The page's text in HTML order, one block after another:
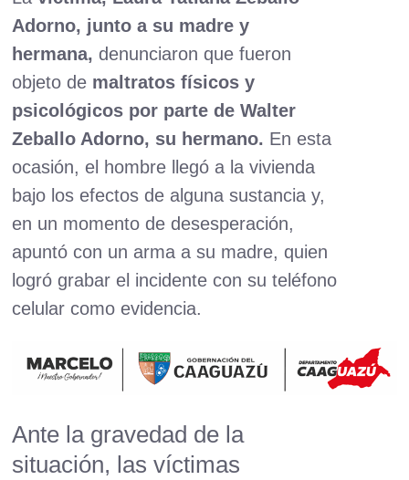
Adorno, junto a su madre y
hermana, denunciaron que fueron
objeto de maltratos físicos y
psicológicos por parte de Walter
Zeballo Adorno, su hermano. En esta
ocasión, el hombre llegó a la vivienda
bajo los efectos de alguna sustancia y,
en un momento de desesperación,
apuntó con un arma a su madre, quien
logró grabar el incidente con su teléfono
celular como evidencia.
Ante la gravedad de la
situación, las víctimas